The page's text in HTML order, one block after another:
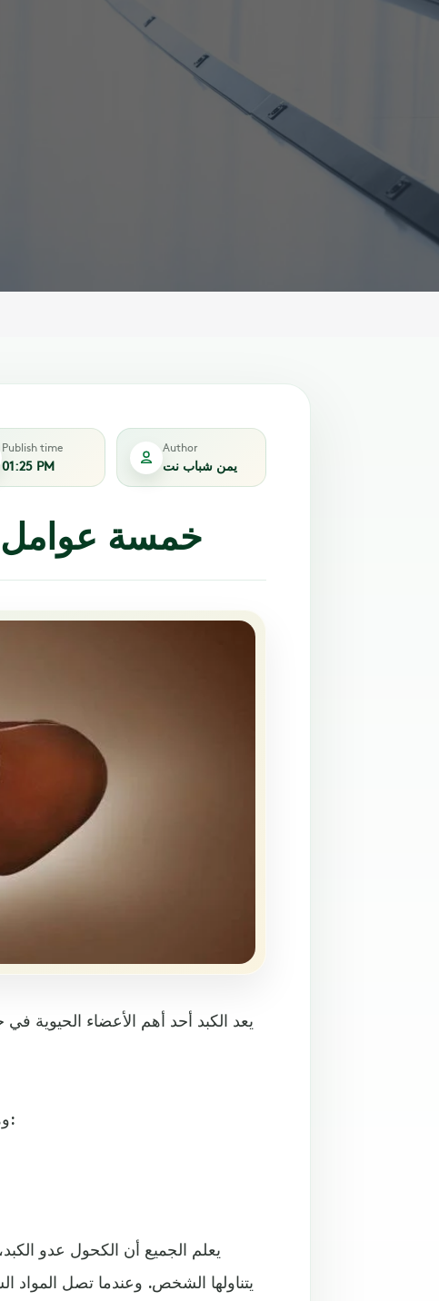
Publish time
01:25 PM
Author
يمن شباب نت
خمسة عوامل
يعد الكبد أحد أهم الأعضاء الحيوية
وهناك عوامل مختلفة قد تؤثر سلبا على عمل الكبد، أهمها:
يعلم الجميع أن الكحول عدو
يتناولها الشخص. وعندما تصل المواد